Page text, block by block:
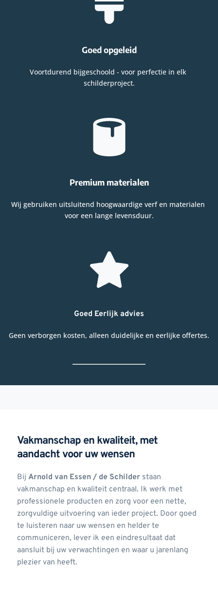
Goed opgeleid
Voortdurend bijgeschoold - voor perfectie in elk
schilderproject.
Premium materialen
Wij gebruiken uitsluitend hoogwaardige verf en materialen
voor een lange levensduur.
Goed Eerlijk advies
Geen verborgen kosten, alleen duidelijke en eerlijke offertes.
Waarom kiezen voor mij?
Vakmanschap en kwaliteit, met
aandacht voor uw wensen
Bij Arnold van Essen / de Schilder staan
vakmanschap en kwaliteit centraal. Ik werk met
professionele producten en zorg voor een nette,
zorgvuldige uitvoering van ieder project. Door goed
te luisteren naar uw wensen en helder te
communiceren, lever ik een eindresultaat dat
aansluit bij uw verwachtingen en waar u jarenlang
plezier van heeft.